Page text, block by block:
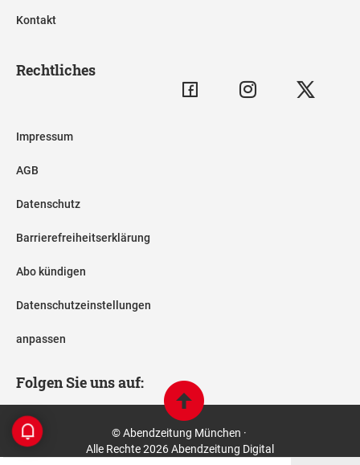
Kontakt
Rechtliches
Impressum
AGB
Datenschutz
Barrierefreiheitserklärung
Abo kündigen
Datenschutzeinstellungen
anpassen
Folgen Sie uns auf:
© Abendzeitung München ·
Alle Rechte 2026 Abendzeitung Digital